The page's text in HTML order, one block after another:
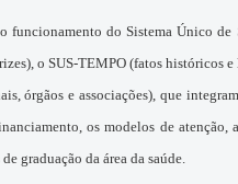
funcionamento do Sistema Único
o SUS-TEMPO (fatos históricos
órgãos e associações), que
os modelos de
graduação da área da saúde.